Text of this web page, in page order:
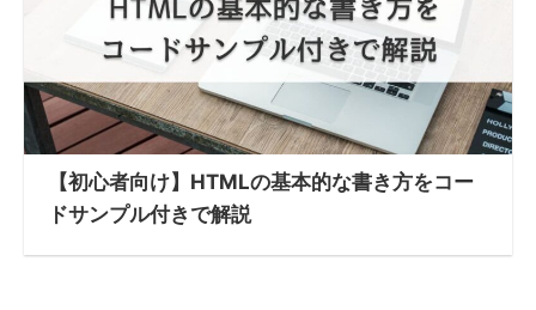
【初心者向け】HTMLの基本的な書き方をコー
ドサンプル付きで解説